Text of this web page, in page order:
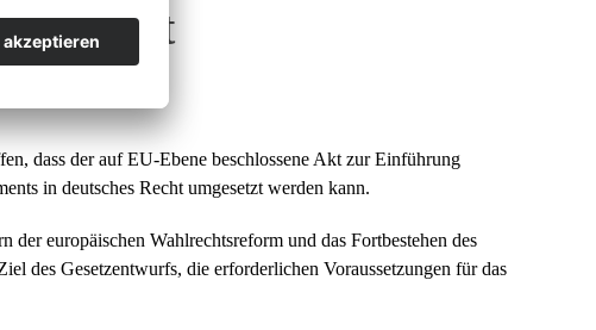
dass der auf EU-Ebene beschlossene Akt zur Einführung
in deutsches Recht umgesetzt werden kann.
europäischen Wahlrechtsreform und das Fortbestehen des
des Gesetzentwurfs, die erforderlichen Voraussetzungen für das